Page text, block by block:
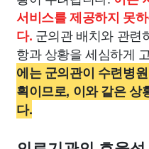
서비스를 제공하지 못
다. 군의관 배치와 관련
항과 상황을 세심하게
에는 군의관이 수련병
획이므로, 이와 같은 상
다.